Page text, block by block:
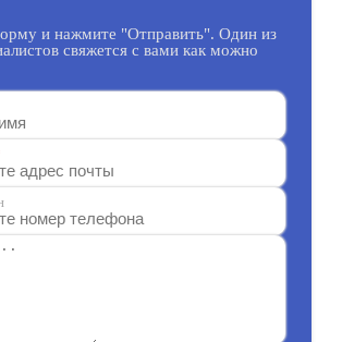
и нажмите "Отправить". Один из
свяжется с вами как можно